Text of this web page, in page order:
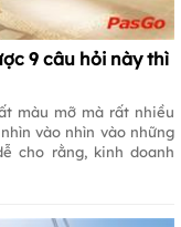
9 câu hỏi này thì
màu mỡ mà rất nhiều
vào nhìn vào những
cho rằng, kinh doanh